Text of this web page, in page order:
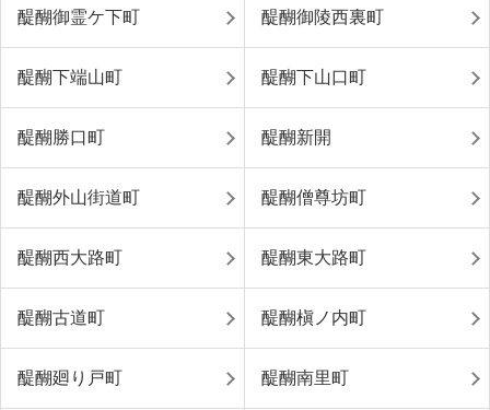
醍醐御霊ケ下町 醍醐御陵西裏町
醍醐下端山町 醍醐下山口町
醍醐勝口町 醍醐新開
醍醐外山街道町 醍醐僧尊坊町
醍醐西大路町 醍醐東大路町
醍醐古道町 醍醐槇ノ内町
醍醐廻り戸町 醍醐南里町